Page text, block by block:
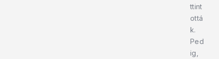
ttint
ottá
k.
Ped
ig,